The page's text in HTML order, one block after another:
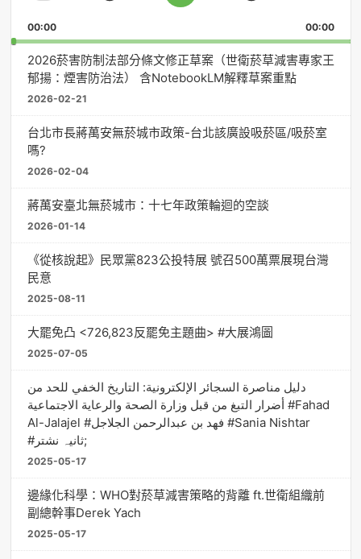
Rate
Forward
00:00 00:00
2026菸害防制法部分條文修正草案（世衛菸草減害專家王
郁揚：煙害防治法） 含NotebookLM解釋草案重點
2026-02-21
台北市長蔣萬安無菸城市政策-台北該廣設吸菸區/吸菸室
嗎?
2026-02-04
蔣萬安臺北無菸城市：十七年政策輪迴的空談
2026-01-14
《從核說起》民眾黨823公投特展 號召500萬票展現台灣
民意
2025-08-11
大罷免凸 <726,823反罷免主題曲> #大展鴻圖
2025-07-05
دليل مناصرة السجائر الإلكترونية: التاريخ الخفي للحد من
أضرار التبغ من قبل وزارة الصحة والرعاية الاجتماعية #Fahad
Al-Jalajel #فهد بن عبدالرحمن الجلاجل #Sania Nishtar
#ثانیہ نشتر;
2025-05-17
邊緣化科學：WHO對菸草減害策略的背離 ft.世衛組織前
副總幹事Derek Yach
2025-05-17